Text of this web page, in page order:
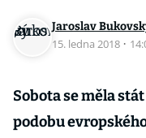
Jaroslav
15. ledna 2018 ·
Sobota se měla
podobu